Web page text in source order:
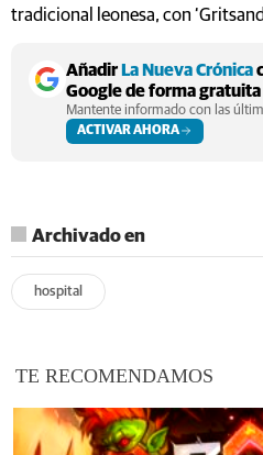
tradicional leonesa, con
AñadirLa Nueva Crónica
Google de forma gratuita
Mantente informado con las
ACTIVAR AHORA
Archivado en
hospital
TE RECOMENDAMOS